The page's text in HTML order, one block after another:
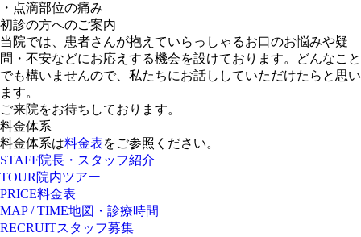
・点滴部位の痛み
初診の方へのご案内
当院では、患者さんが抱えていらっしゃるお口のお悩みや疑
問・不安などにお応えする機会を設けております。どんなこと
でも構いませんので、私たちにお話ししていただけたらと思い
ます。
ご来院をお待ちしております。
料金体系
料金体系は料金表をご参照ください。
STAFF院長・スタッフ紹介
TOUR 院内ツアー
PRICE料金表
MAP / TIME地図・診療時間
RECRUITスタッフ募集